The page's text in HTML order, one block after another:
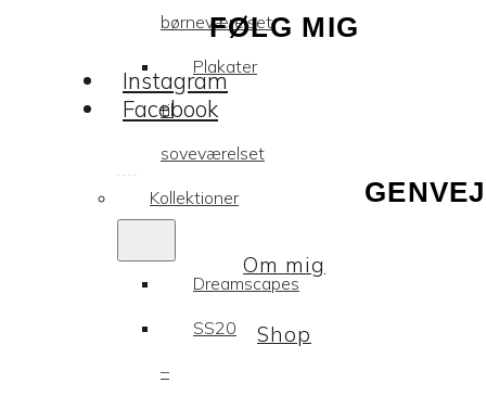
børneværelset
Plakater
til
soveværelset
Kollektioner
Dreamscapes
SS20
–
FØLG MIG
Instagram
Facebook
Om mig
Shop